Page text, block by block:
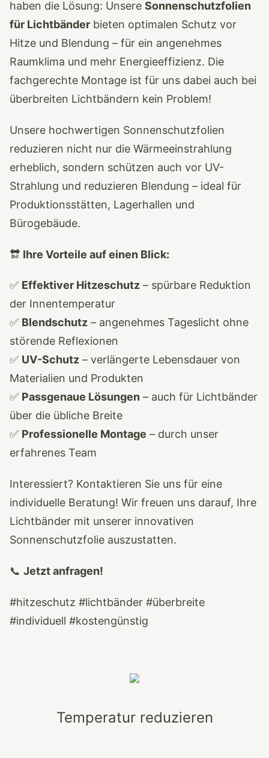
haben die Lösung: Unsere Sonnenschutzfolien
für Lichtbänder bieten optimalen Schutz vor
Hitze und Blendung – für ein angenehmes
Raumklima und mehr Energieeffizienz. Die
fachgerechte Montage ist für uns dabei auch bei
überbreiten Lichtbändern kein Problem!
Unsere hochwertigen Sonnenschutzfolien
reduzieren nicht nur die Wärmeeinstrahlung
erheblich, sondern schützen auch vor UV-
Strahlung und reduzieren Blendung – ideal für
Produktionsstätten, Lagerhallen und
Bürogebäude.
🔛 Ihre Vorteile auf einen Blick:
✅ Effektiver Hitzeschutz – spürbare Reduktion
der Innentemperatur
✅ Blendschutz – angenehmes Tageslicht ohne
störende Reflexionen
✅ UV-Schutz – verlängerte Lebensdauer von
Materialien und Produkten
✅ Passgenaue Lösungen – auch für Lichtbänder
über die übliche Breite
✅ Professionelle Montage – durch unser
erfahrenes Team
Interessiert? Kontaktieren Sie uns für eine
individuelle Beratung! Wir freuen uns darauf, Ihre
Lichtbänder mit unserer innovativen
Sonnenschutzfolie auszustatten.
📞 Jetzt anfragen!
#hitzeschutz #lichtbänder #überbreite
#individuell #kostengünstig
Temperatur reduzieren